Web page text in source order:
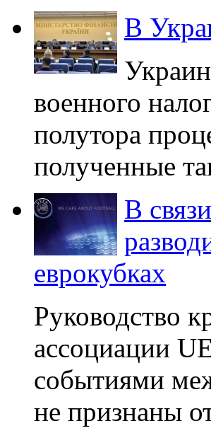
В
военного
полутора
полученные
В
еврокубках
Руководство
ассоциации
событиями
не признаны